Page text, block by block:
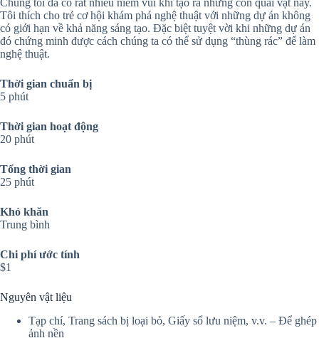
Chúng tôi đã có rất nhiều niềm vui khi tạo ra những con quái vật này.
Tôi thích cho trẻ cơ hội khám phá nghệ thuật với những dự án không
có giới hạn về khả năng sáng tạo. Đặc biệt tuyệt vời khi những dự án
đó chứng minh được cách chúng ta có thể sử dụng “thùng rác” để làm
nghệ thuật.
Thời gian chuẩn bị
5 phút
Thời gian hoạt động
20 phút
Tổng thời gian
25 phút
Khó khăn
Trung bình
Chi phí ước tính
$1
Nguyên vật liệu
Tạp chí, Trang sách bị loại bỏ, Giấy sổ lưu niệm, v.v. – Để ghép
ảnh nền